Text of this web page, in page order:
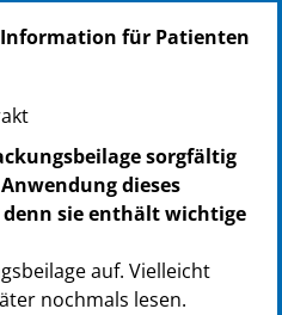
für Patienten
sorgfältig
dieses
sie enthält wichtige
auf. Vielleicht
nochmals lesen.